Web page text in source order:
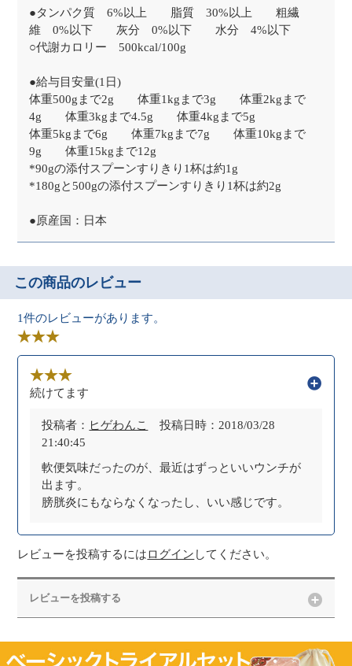
●タンパク質 6%以上 脂質 30%以上 粗繊
維 0%以下 灰分 0%以下 水分 4%以下
○代謝カロリー 500kcal/100g
●給与目安量(1日)
体重500gまで2g 体重1kgまで3g 体重2kgまで
4g 体重3kgまで4.5g 体重4kgまで5g
体重5kgまで6g 体重7kgまで7g 体重10kgまで
9g 体重15kgまで12g
*90gの添付スプーンすりきり1杯は約1g
*180gと500gの添付スプーンすりきり1杯は約2g
●原産国：日本
この商品のレビュー
1件のレビューがあります。
続けてます
投稿者： ヒゲわんこ
投稿日時：2018/03/28
21:40:45
軟便気味だったのが、最近はずっといいウンチが
出ます。
膀胱炎にもならなくなったし、いい感じです。
レビューを投稿するにはログイン してください。
レビューを投稿する